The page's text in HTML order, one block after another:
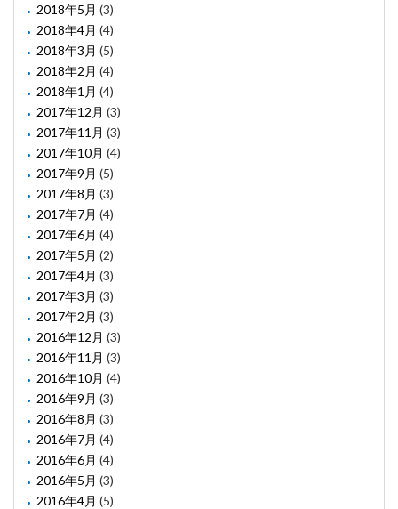
2018年5月 (3)
2018年4月 (4)
2018年3月 (5)
2018年2月 (4)
2018年1月 (4)
2017年12月 (3)
2017年11月 (3)
2017年10月 (4)
2017年9月 (5)
2017年8月 (3)
2017年7月 (4)
2017年6月 (4)
2017年5月 (2)
2017年4月 (3)
2017年3月 (3)
2017年2月 (3)
2016年12月 (3)
2016年11月 (3)
2016年10月 (4)
2016年9月 (3)
2016年8月 (3)
2016年7月 (4)
2016年6月 (4)
2016年5月 (3)
2016年4月 (5)